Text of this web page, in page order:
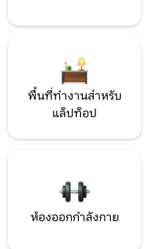
พื้นที่ทำงานสำหรับ
แล็ปท็อป
ห้องออกกำลังกาย